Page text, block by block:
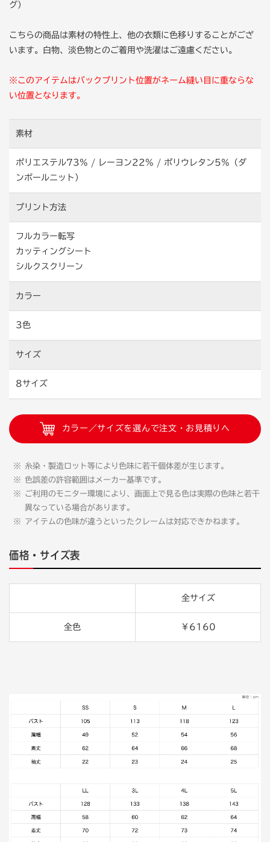
グ）
こちらの商品は素材の特性上、他の衣類に色移りすることがござ
います。白物、淡色物とのご着用や洗濯はご遠慮ください。
※このアイテムはバックプリント位置がネーム縫い目に重ならな
い位置となります。
素材
ポリエステル73% / レーヨン22% / ポリウレタン5%（ダ
ンボールニット）
プリント方法
フルカラー転写
カッティングシート
シルクスクリーン
カラー
3色
サイズ
8サイズ
カラー／サイズを選んで注文・お見積りへ
糸染・製造ロット等により色味に若干個体差が生じます。
色誤差の許容範囲はメーカー基準です。
ご利用のモニター環境により、画面上で見る色は実際の色味と若干
異なっている場合があります。
アイテムの色味が違うといったクレームは対応できかねます。
価格・サイズ表
全サイズ
全色 ￥6160